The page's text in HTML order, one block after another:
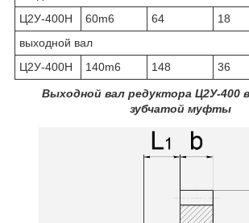
Ц2У-400Н
60m6 64 18
выходной вал
Ц2У-400Н
140m6 148 36
Выходной вал редуктора Ц2У-400
зубчатой муфты